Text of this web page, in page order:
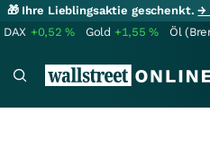
🎁 Ihre Lieblingsaktie geschenkt.→
DAX +0,52% Gold +1,55% Öl